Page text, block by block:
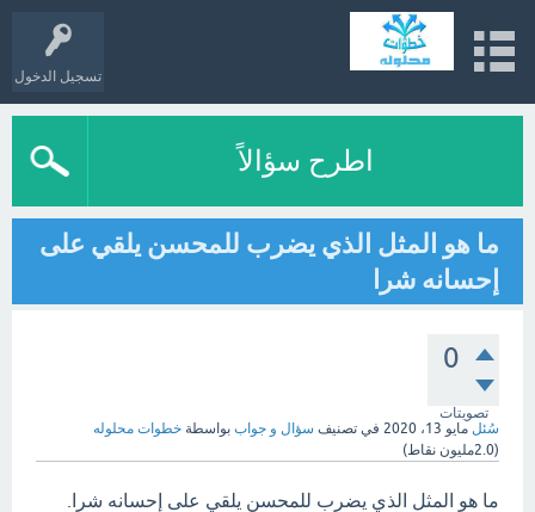
تسجيل الدخول
اطرح سؤالاً
ما هو المثل الذي يضرب للمحسن يلقي على
إحسانه شرا
0
تصويتات
سُئل مايو 13، 2020 في تصنيف سؤال و جواب بواسطة خطوات محلوله
(2.0مليون نقاط)
ما هو المثل الذي يضرب للمحسن يلقي على إحسانه شرا.